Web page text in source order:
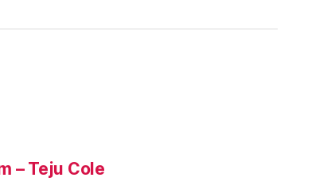
FacebookTwitterInstagram
Mail
– Teju Cole